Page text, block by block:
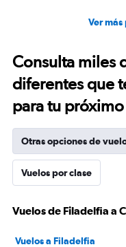
Ver
Consulta miles
diferentes que
para tu
Otras opciones de
Vuelos por clase
Vuelos de Filadelfia a
Vuelos a Filadelfia